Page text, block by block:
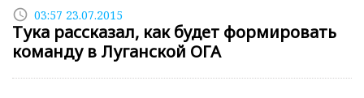
access_time 03:57 23.07.2015
Тука рассказал, как будет формировать
команду в Луганской ОГА